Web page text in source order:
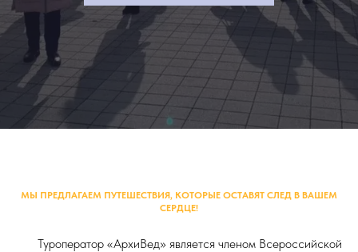
МЫ ПРЕДЛАГАЕМ ПУТЕШЕСТВИЯ, КОТОРЫЕ ОСТАВЯТ СЛЕД В ВАШЕМ
СЕРДЦЕ!
Туроператор «АрхиВед» является членом Всероссийской